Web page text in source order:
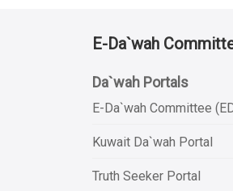
E-Da`wah
Da`wah Portals
E-Da`wah Committee
Kuwait Da`wah Portal
Truth Seeker Portal